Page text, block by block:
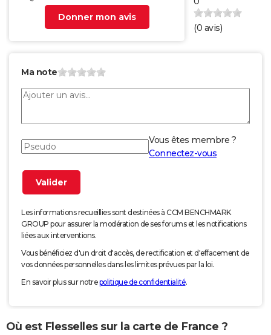
Donner mon avis
(0 avis)
Ma note
Vous êtes membre ?
Connectez-vous
Les informations recueillies sont destinées à CCM BENCHMARK
GROUP pour assurer la modération de ses forums et les notifications
liées aux interventions.
Vous bénéficiez d'un droit d'accès, de rectification et d'effacement de
vos données personnelles dans les limites prévues par la loi.
En savoir plus sur notrepolitique de confidentialité.
Où est Flesselles sur la carte de France ?